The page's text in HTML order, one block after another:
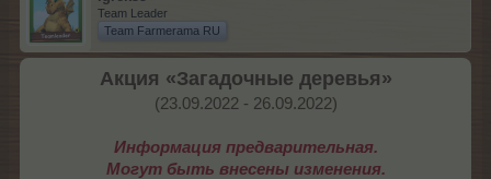
Team Leader
Team Farmerama RU
Акция «Загадочные деревья»
(23.09.2022 - 26.09.2022)​
Информация предварительная.
Могут быть внесены изменения.